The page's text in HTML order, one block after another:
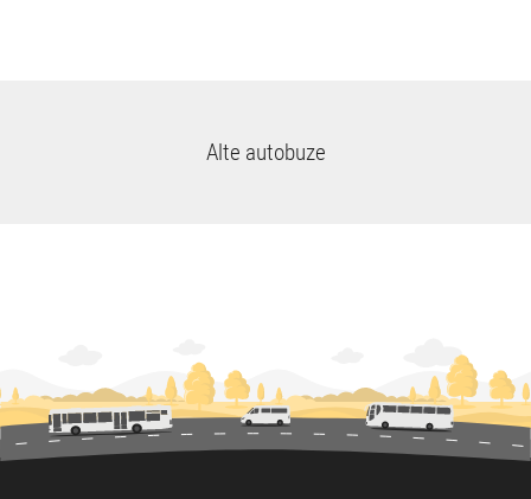
Alte autobuze